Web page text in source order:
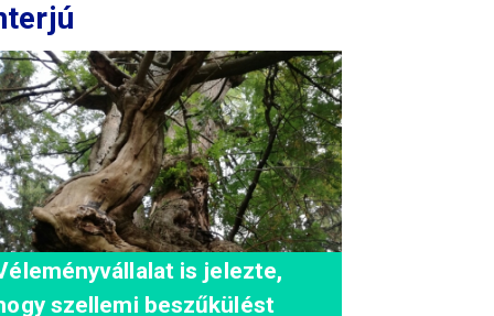
is jelezte,
szellemi beszűkülést